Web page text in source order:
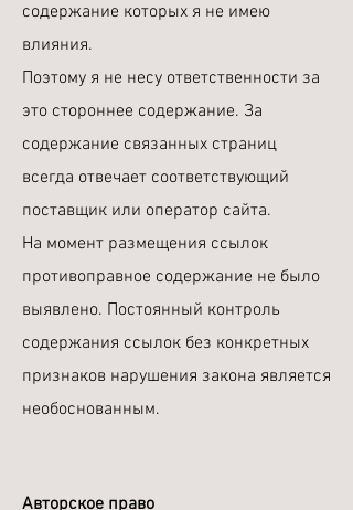
содержание которых я не имею
влияния.
Поэтому я не несу ответственности за
это стороннее содержание. За
содержание связанных страниц
всегда отвечает соответствующий
поставщик или оператор сайта.
На момент размещения ссылок
противоправное содержание не было
выявлено. Постоянный контроль
содержания ссылок без конкретных
признаков нарушения закона является
необоснованным.
Авторское право